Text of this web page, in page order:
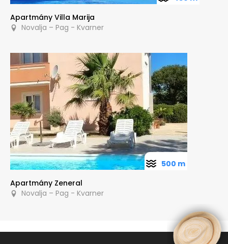
Apartmány Villa Marija
Novalja – Pag - Kvarner
Apartmány Zeneral
Novalja – Pag - Kvarner
500 m